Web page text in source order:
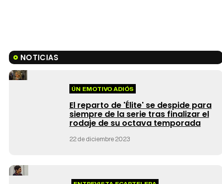
NOTICIAS
ÚN EMOTIVO ADIÓS
El reparto de 'Élite' se despide para
siempre de la serie tras finalizar el
rodaje de su octava temporada
22 de diciembre 2023